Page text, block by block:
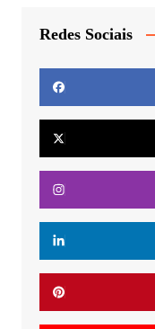
Redes Sociais